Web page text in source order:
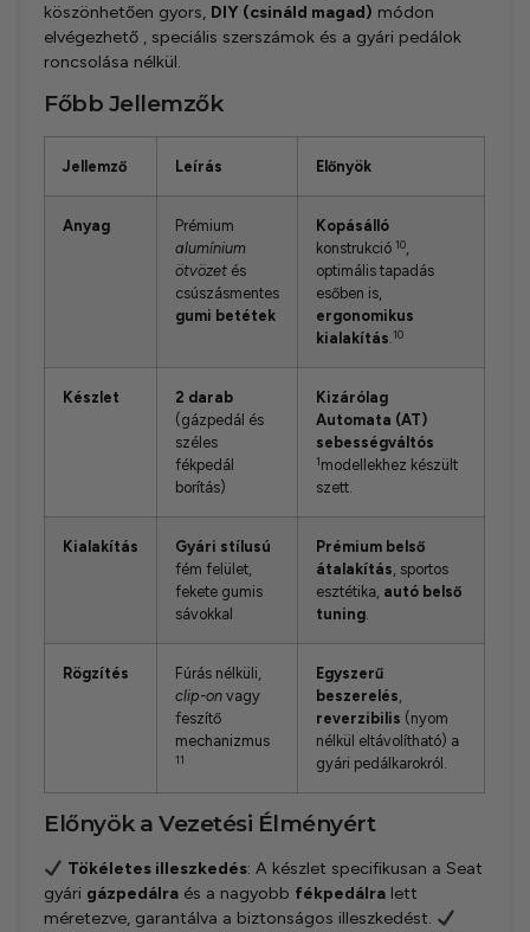
köszönhetően gyors, DIY (csináld magad) módon
elvégezhető , speciális szerszámok és a gyári pedálok
roncsolása nélkül.
Főbb Jellemzők
Jellemző Leírás Előnyök
Anyag
Prémium
alumínium
ötvözet és
csúszásmentes
gumi betétek
Kopásálló
konstrukció10,
optimális tapadás
esőben is,
ergonomikus
kialakítás.10
Készlet
2 darab
(gázpedál és
széles
fékpedál
borítás)
Kizárólag
Automata (AT)
sebességváltós
1modellekhez készült
szett.
Kialakítás
Gyári stílusú
fém felület,
fekete gumis
sávokkal
Prémium belső
átalakítás, sportos
esztétika, autó belső
tuning.
Rögzítés
Fúrás nélküli,
clip-on vagy
feszítő
mechanizmus
11
Egyszerű
beszerelés,
reverzibilis (nyom
nélkül eltávolítható) a
gyári pedálkarokról.
Előnyök a Vezetési Élményért
Tökéletes illeszkedés: A készlet specifikusan a Seat
gyári gázpedálra és a nagyobb fékpedálra lett
méretezve, garantálva a biztonságos illeszkedést.